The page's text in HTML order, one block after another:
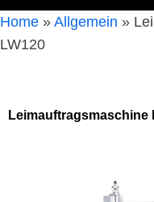
Home » Allgemein »
LW120
Leimauftragsmaschine